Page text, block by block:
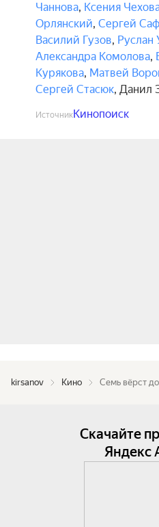
Чаннова, Ксения
Орлянский, Сергей
Василий Гузов, Руслан
Александра Комолова,
Курякова, Матвей
Сергей Стасюк, Данил
ИсточникКинопоиск
kirsanov Кино Семь вёрст
Скачайте
Яндекс